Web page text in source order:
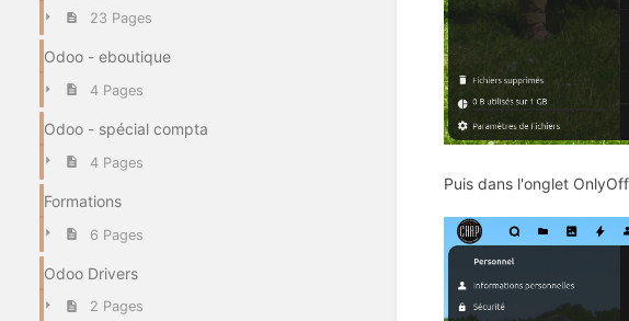
23 Pages
Odoo - eboutique
4 Pages
Odoo - spécial compta
4 Pages
Formations
6 Pages
Odoo Drivers
2 Pages
Puis dans l'onglet